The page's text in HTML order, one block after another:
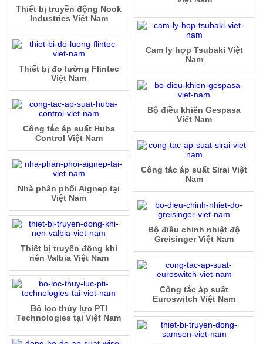
Thiết bị truyền động Nook
Industries Việt Nam
Cam ly hợp Tsubaki Việt
Nam
Thiết bị đo lường Flintec
Việt Nam
Bộ điều khiển Gespasa
Việt Nam
Công tắc áp suất Huba
Control Việt Nam
Công tắc áp suất Sirai Việt
Nam
Nhà phân phối Aignep tại
Việt Nam
Bộ điều chỉnh nhiệt độ
Greisinger Việt Nam
Thiết bị truyền động khí
nén Valbia Việt Nam
Công tắc áp suất
Euroswitch Việt Nam
Bộ lọc thủy lực PTI
Technologies tại Việt Nam